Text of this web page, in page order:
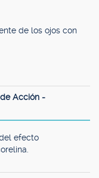
de los ojos con
Acción -
efecto